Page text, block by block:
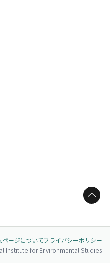
ページトップへ
ページについてプライバシーポリシー
Institute for Environmental Studies